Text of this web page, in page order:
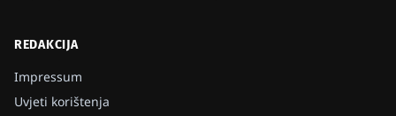
REDAKCIJA
Impressum
Uvjeti korištenja